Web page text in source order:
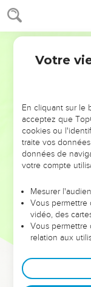
NE
ET SI LEURS
leur foi ou leur
et les saisons
Dans cette
clés pour avancer
deviennent vos
Votre
En cliquant sur le
acceptez que
cookies ou
traite vos
données de
votre compte
Mesurer
Vous permettre
vidéo, des
Vous permettre
relation aux